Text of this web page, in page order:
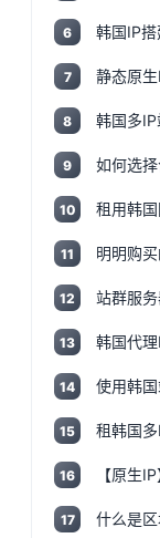
6
7 静态原
8 韩国多
9
10 租用韩
11
12
13 韩国代
14 使用韩
15
16 【原生
17